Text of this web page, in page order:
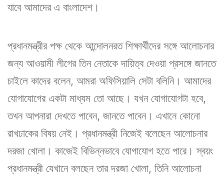
যাবে আমাদের এ বাংলাদেশ।
প্রধানমন্ত্রীর পক্ষ থেকে আন্দোলনরত শিক্ষার্থীদের সঙ্গে আলোচনার
জন্য আওয়ামী লীগের তিন নেতাকে দায়িত্ব দেওয়া প্রসঙ্গে জানতে
চাইলে কাদের বলেন, আমরা অফিসিয়ালি সেটা বলিনি। আমাদের
যোগাযোগের একটা মাধ্যম তো আছে। যখন যোগাযোগটা হবে,
তখন আপনারা দেখতে পাবেন, জানতে পাবেন। এখানে কোনো
রাখঢাকের বিষয় নেই। প্রধানমন্ত্রী নিজেই বলেছেন আলোচনার
দরজা খোলা। কাজেই বিভিন্নভাবে যোগাযোগ হতে পারে। স্বয়ং
প্রধানমন্ত্রী যেখানে বলছেন তার দরজা খোলা, তিনি আলোচনা